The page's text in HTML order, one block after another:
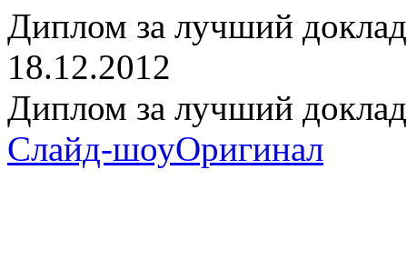
Диплом за лучший доклад
18.12.2012
Диплом за лучший доклад
Слайд-шоуОригинал